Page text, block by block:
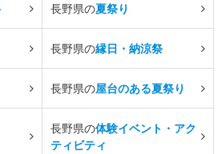
長野県の夏祭り
長野県の縁日・納涼祭
長野県の屋台のある夏祭り
長野県の体験イベント・アク
ティビティ